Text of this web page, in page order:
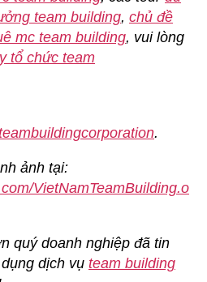
team building, chủ đề
mc team building, vui lòng
tổ chức team
.
ảnh tại:
VietNamTeamBuilding.o
quý doanh nghiệp đã tin
dịch vụ team building